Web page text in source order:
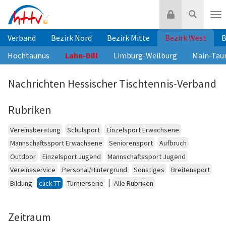
Inhalt
springen
Suche
Login
Verband Bezirk Nord Bezirk Mitte Bezirk West
Hochtaunus
Lahn-Dill Limburg-Weilburg Main-
Nachrichten Hessischer Tischtennis-Verband
Rubriken
Vereinsberatung Schulsport
Einzelsport Erwachsene
Mannschaftssport Erwachsene
Seniorensport
Aufbruch
Outdoor
Einzelsport Jugend
Mannschaftssport Jugend
Vereinsservice
Personal/Hintergrund Sonstiges
Breitensport
Bildung
click-TT Turnierserie | Alle Rubriken
Zeitraum